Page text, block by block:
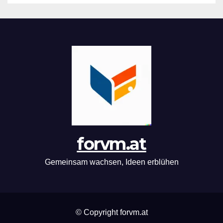
forvm.at
Gemeinsam wachsen, Ideen erblühen
© Copyright forvm.at